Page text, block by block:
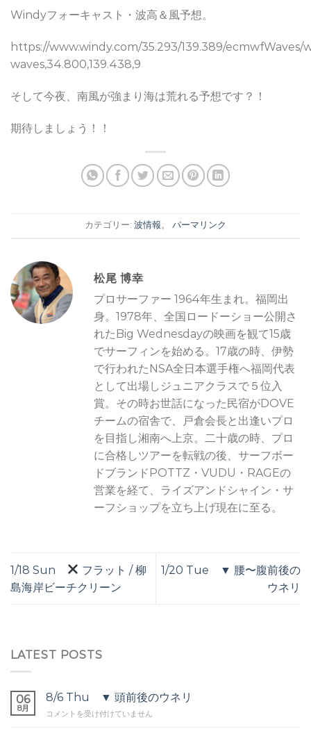
Windyフォーキャスト・波高＆風予想。
https://www.windy.com/35.293/139.389/ecmwfWaves/
waves,34.800,139.438,9
そして今夜、南風が強まり海は荒れる予想です？！
期待しましょう！！
カテゴリー: 波情報 。 パーマリンク
松尾 博幸
プロサーファー 1964年生まれ。福岡出
身。1978年、全国ロードーショー公開さ
れたBig Wednesdayの映画を観て15歳
でサーフィンを始める。17歳の時、伊勢
で行われたNSA全日本選手権へ福岡代表
として出場しジュニアクラスで５位入
賞。その時お世話になった民宿がDOVE
チームの宿舎で、戸倉会長と出逢いプロ
を目指し湘南へ上京。二十歳の時、プロ
に合格しツアーを転戦の後、サーフボー
ドブランドPOTTZ・VUDU・RAGEの
営業を経て、ライズアンドシャイン・サ
ーフショップを立ち上げ現在に至る。
1/18 Sun
フラット / 柳
島海岸ビーチクリーン
1/20 Tue ▼ 腰〜腹前後の
ウネリ
LATEST POSTS
06
8月
8/6 Thu ▼ 頭前後のウネリ
8/6
コメントを受け付けていません